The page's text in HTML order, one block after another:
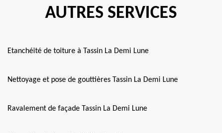
AUTRES SERVICES
Etanchéité de toiture à Tassin La Demi Lune
Nettoyage et pose de gouttières Tassin La Demi Lune
Ravalement de façade Tassin La Demi Lune